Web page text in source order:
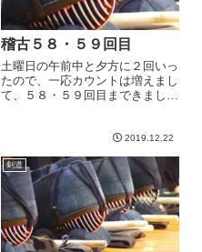
稽古５８・５９回目
土曜日の午前中と夕方に２回いっ
たので、一応カウントは増えまし
て、５８・５９回目まできました
に参加。12月は所属道場の稽古
数が少ないため、誘っていただき
ました。剣友と一緒に参加。中
学...
2019.12.22
剣道